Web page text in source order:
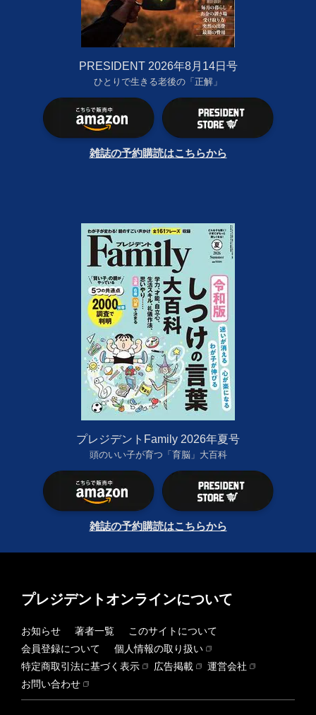
PRESIDENT 2026年8月14日号
ひとりで生きる老後の「正解」
雑誌の予約購読はこちらから
プレジデントFamily 2026年夏号
頭のいい子が育つ「育脳」大百科
雑誌の予約購読はこちらから
プレジデントオンラインについて
お知らせ 著者一覧
このサイトについて
会員登録について
個人情報の取り扱い
特定商取引法に基づく表示
広告掲載
運営会社
お問い合わせ